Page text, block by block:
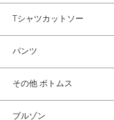
Tシャツカットソー
パンツ
その他 ボトムス
ブルゾン